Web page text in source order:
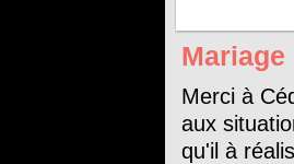
Mariage
Merci à
aux
qu'il à